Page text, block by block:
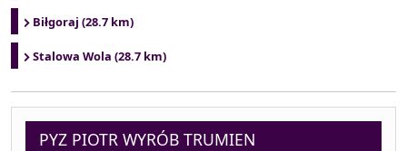
Biłgoraj (28.7 km)
Stalowa Wola (28.7 km)
PYZ PIOTR WYRÓB TRUMIEN